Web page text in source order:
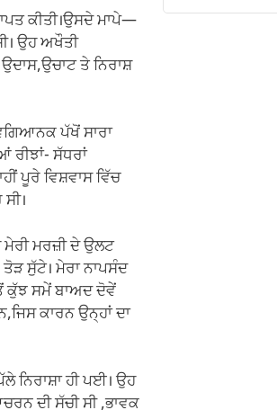
ਕੀਤੀ।ਉਸਦੇ ਮਾਪੇ—
ਉਹ ਅਖੌਤੀ
ਤੇ ਨਿਰਾਸ਼
ਪੱਖੋਂ ਸਾਰਾ
ਰੀਝਾਂ- ਸੱਧਰਾਂ
ਪੂਰੇ ਵਿਸ਼ਵਾਸ ਵਿੱਚ
ਮਰਜ਼ੀ ਦੇ ਉਲਟ
ਸੁੱਟੇ। ਮੇਰਾ ਨਾਪਸੰਦ
ਕੁੱਝ ਸਮੇਂ ਬਾਅਦ ਦੋਵੇਂ
ਕਾਰਨ ਉਨ੍ਹਾਂ ਦਾ
ਹੀ ਪਈ। ਉਹ
ਦੀ ਸੱਚੀ ਸੀ ,ਭਾਵਕ